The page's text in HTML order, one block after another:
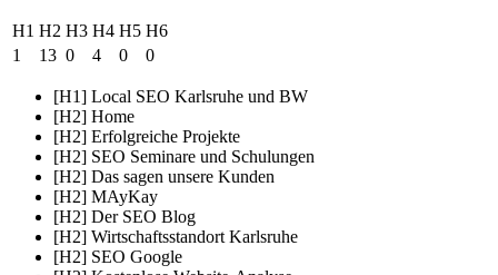
H1 H2 H3 H4 H5 H6
1
13 0 4 0 0
[H1] Local SEO Karlsruhe und BW
[H2] Home
[H2] Erfolgreiche Projekte
[H2] SEO Seminare und Schulungen
[H2] Das sagen unsere Kunden
[H2] MAyKay
[H2] Der SEO Blog
[H2] Wirtschaftsstandort Karlsruhe
[H2] SEO Google